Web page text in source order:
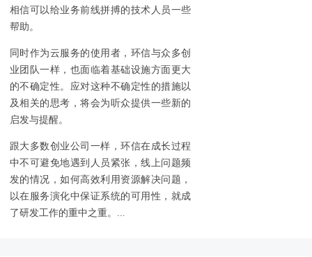
相信可以给业务前线拼搏的技术人员一些
帮助。
同时作为云服务的使用者，环信与众多创
业团队一样，也面临着基础设施方面更大
的不确定性。应对这种不确定性的措施以
及相关的思考，将会为听众提供一些新的
启发与提醒。
跟大多数创业公司一样，环信在成长过程
中不可避免地遇到人员紧张，线上问题频
发的情况，如何高效利用资源解决问题，
以在服务演化中保证系统的可用性，就成
了研发工作的重中之重。...